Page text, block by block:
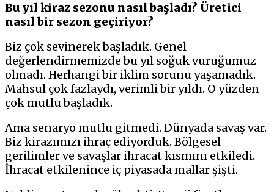
Bu yıl kiraz sezonu nasıl başladı? Üretici
nasıl bir sezon geçiriyor?
Biz çok sevinerek başladık. Genel
değerlendirmemizde bu yıl soğuk vuruğumuz
olmadı. Herhangi bir iklim sorunu yaşamadık.
Mahsul çok fazlaydı, verimli bir yıldı. O yüzden
çok mutlu başladık.
Ama senaryo mutlu gitmedi. Dünyada savaş var.
Biz kirazımızı ihraç ediyorduk. Bölgesel
gerilimler ve savaşlar ihracat kısmını etkiledi.
İhracat etkilenince iç piyasada mallar şişti.